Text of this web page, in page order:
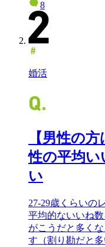
8
婚活
【男性の
性の平均い
い
27-29歳くらいの
平均的ないいね
がこうだと多く
す（割り勘だと